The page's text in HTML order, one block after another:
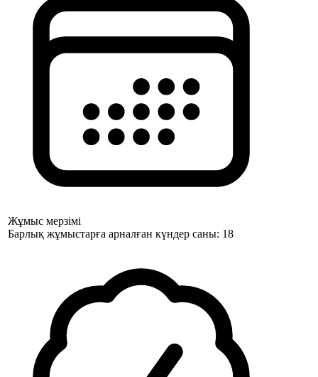
Жұмыс мерзімі
Барлық жұмыстарға арналған күндер саны: 18